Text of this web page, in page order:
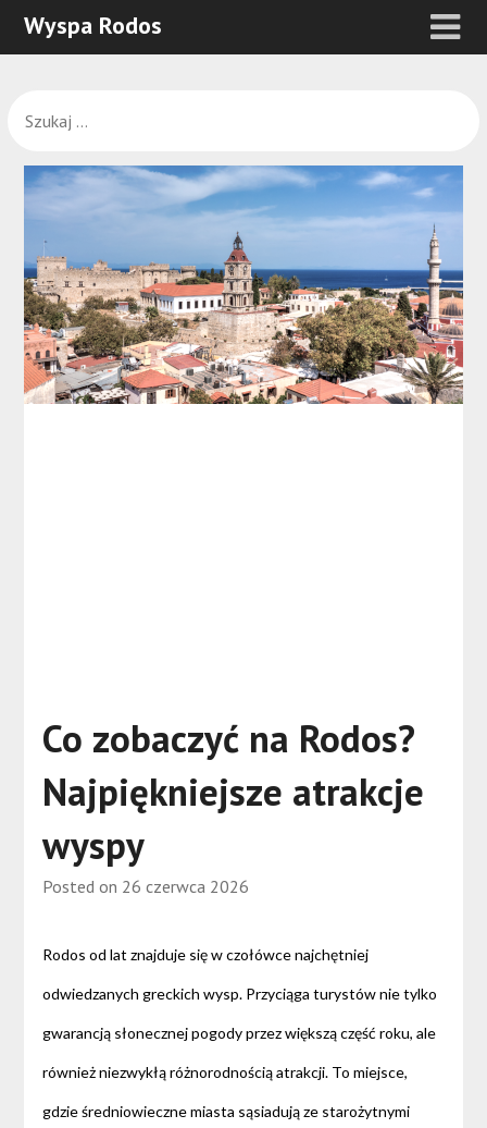
Wyspa Rodos
Co zobaczyć na Rodos?
Najpiękniejsze atrakcje
wyspy
Posted on 26 czerwca 2026
Rodos od lat znajduje się w czołówce najchętniej
odwiedzanych greckich wysp. Przyciąga turystów nie tylko
gwarancją słonecznej pogody przez większą część roku, ale
również niezwykłą różnorodnością atrakcji. To miejsce,
gdzie średniowieczne miasta sąsiadują ze starożytnymi